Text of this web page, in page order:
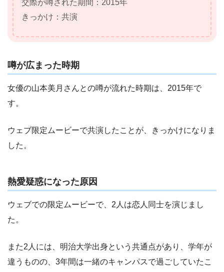
交際が噂された期間：2015年
きっかけ：共演
噂が広まった時期
女優の山本美月さんとの噂が流れた時期は、2015年で
す。
ウェブ限定ムービーで共演したことが、きっかけになりま
した。
熱愛疑惑になった原因
ウェブでの限定ムービーで、2人は恋人同士を演じまし
た。
また2人には、明治大学出身という共通点があり、学年が
違うものの、3年間は一緒のキャンパスで過ごしていたこ